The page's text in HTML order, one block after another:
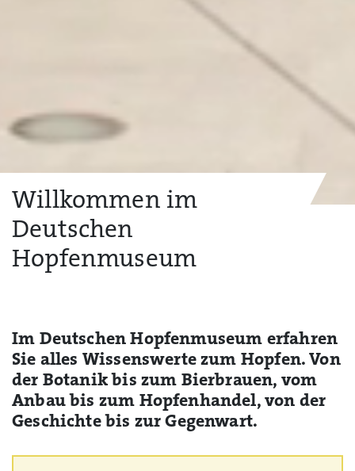
Willkommen im
Deutschen
Hopfenmuseum
Im Deutschen Hopfenmuseum erfahren
Sie alles Wissenswerte zum Hopfen. Von
der Botanik bis zum Bierbrauen, vom
Anbau bis zum Hopfenhandel, von der
Geschichte bis zur Gegenwart.